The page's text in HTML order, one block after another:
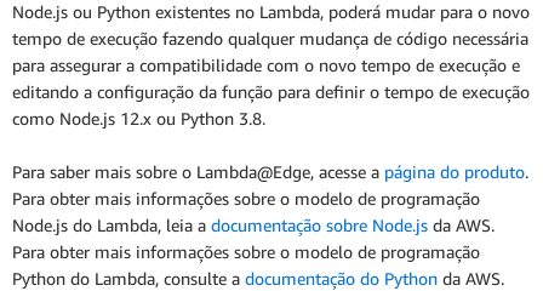
Node.js ou Python existentes no Lambda, poderá mudar para o novo
tempo de execução fazendo qualquer mudança de código necessária
para assegurar a compatibilidade com o novo tempo de execução e
editando a configuração da função para definir o tempo de execução
como Node.js 12.x ou Python 3.8.
Para saber mais sobre o Lambda@Edge, acesse a página do produto.
Para obter mais informações sobre o modelo de programação
Node.js do Lambda, leia a documentação sobre Node.js da AWS.
Para obter mais informações sobre o modelo de programação
Python do Lambda, consulte a documentação do Python da AWS.